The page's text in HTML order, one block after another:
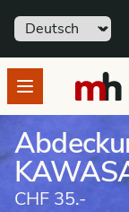
Sprache
Open menu
CHF 35.-